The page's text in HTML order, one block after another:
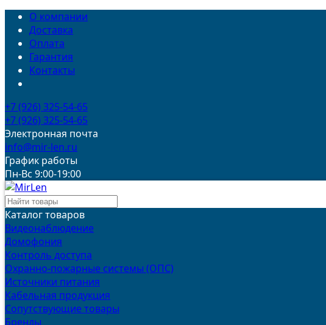
О компании
Доставка
Оплата
Гарантия
Контакты
+7 (926) 325-54-65
+7 (926) 325-54-65
Электронная почта
info@mir-len.ru
График работы
Пн-Вс 9:00-19:00
Каталог товаров
Видеонаблюдение
Домофония
Контроль доступа
Охранно-пожарные системы (ОПС)
Источники питания
Кабельная продукция
Сопутствующие товары
Бренды